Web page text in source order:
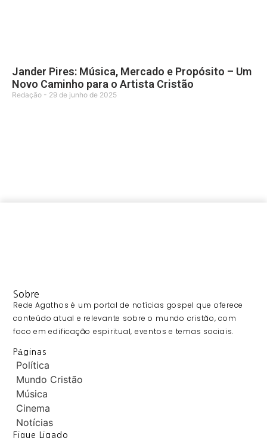
Jander Pires: Música, Mercado e Propósito – Um
Novo Caminho para o Artista Cristão
Redação 29 de junho de 2025
Sobre
Rede Agathos é um portal de notícias gospel que oferece
conteúdo atual e relevante sobre o mundo cristão, com
foco em edificação espiritual, eventos e temas sociais.
Páginas
Política
Mundo Cristão
Música
Cinema
Notícias
Fique Ligado